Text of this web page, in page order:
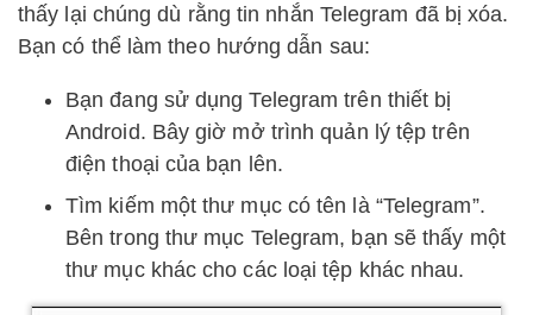
thấy lại chúng dù rằng tin nhắn Telegram đã bị xóa.
Bạn có thể làm theo hướng dẫn sau:
Bạn đang sử dụng Telegram trên thiết bị
Android. Bây giờ mở trình quản lý tệp trên
điện thoại của bạn lên.
Tìm kiếm một thư mục có tên là “Telegram”.
Bên trong thư mục Telegram, bạn sẽ thấy một
thư mục khác cho các loại tệp khác nhau.